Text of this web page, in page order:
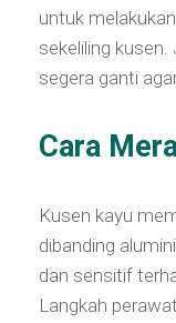
untuk
sekeliling
segera ganti
Cara
Kusen kayu
dibanding
dan sensitif
Langkah